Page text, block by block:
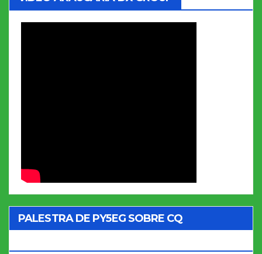
PALESTRA DE PY5EG SOBRE CQ